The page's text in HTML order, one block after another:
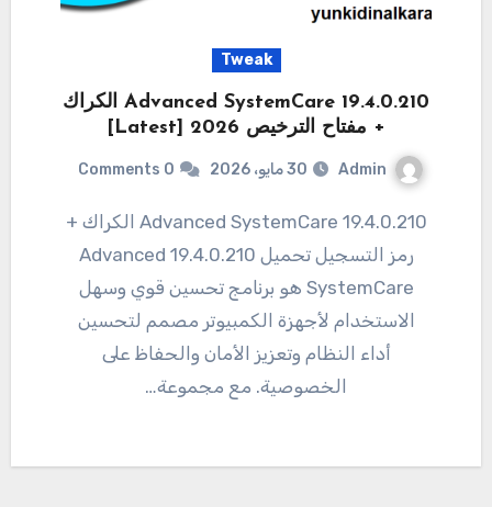
Tweak
19.4.0.210 Advanced SystemCare الكراك
+ مفتاح الترخيص 2026 [Latest]
Admin 30 مايو، 2026 0 Comments
19.4.0.210 Advanced SystemCare الكراك +
رمز التسجيل تحميل 19.4.0.210 Advanced
SystemCare هو برنامج تحسين قوي وسهل
الاستخدام لأجهزة الكمبيوتر مصمم لتحسين
أداء النظام وتعزيز الأمان والحفاظ على
الخصوصية. مع مجموعة…